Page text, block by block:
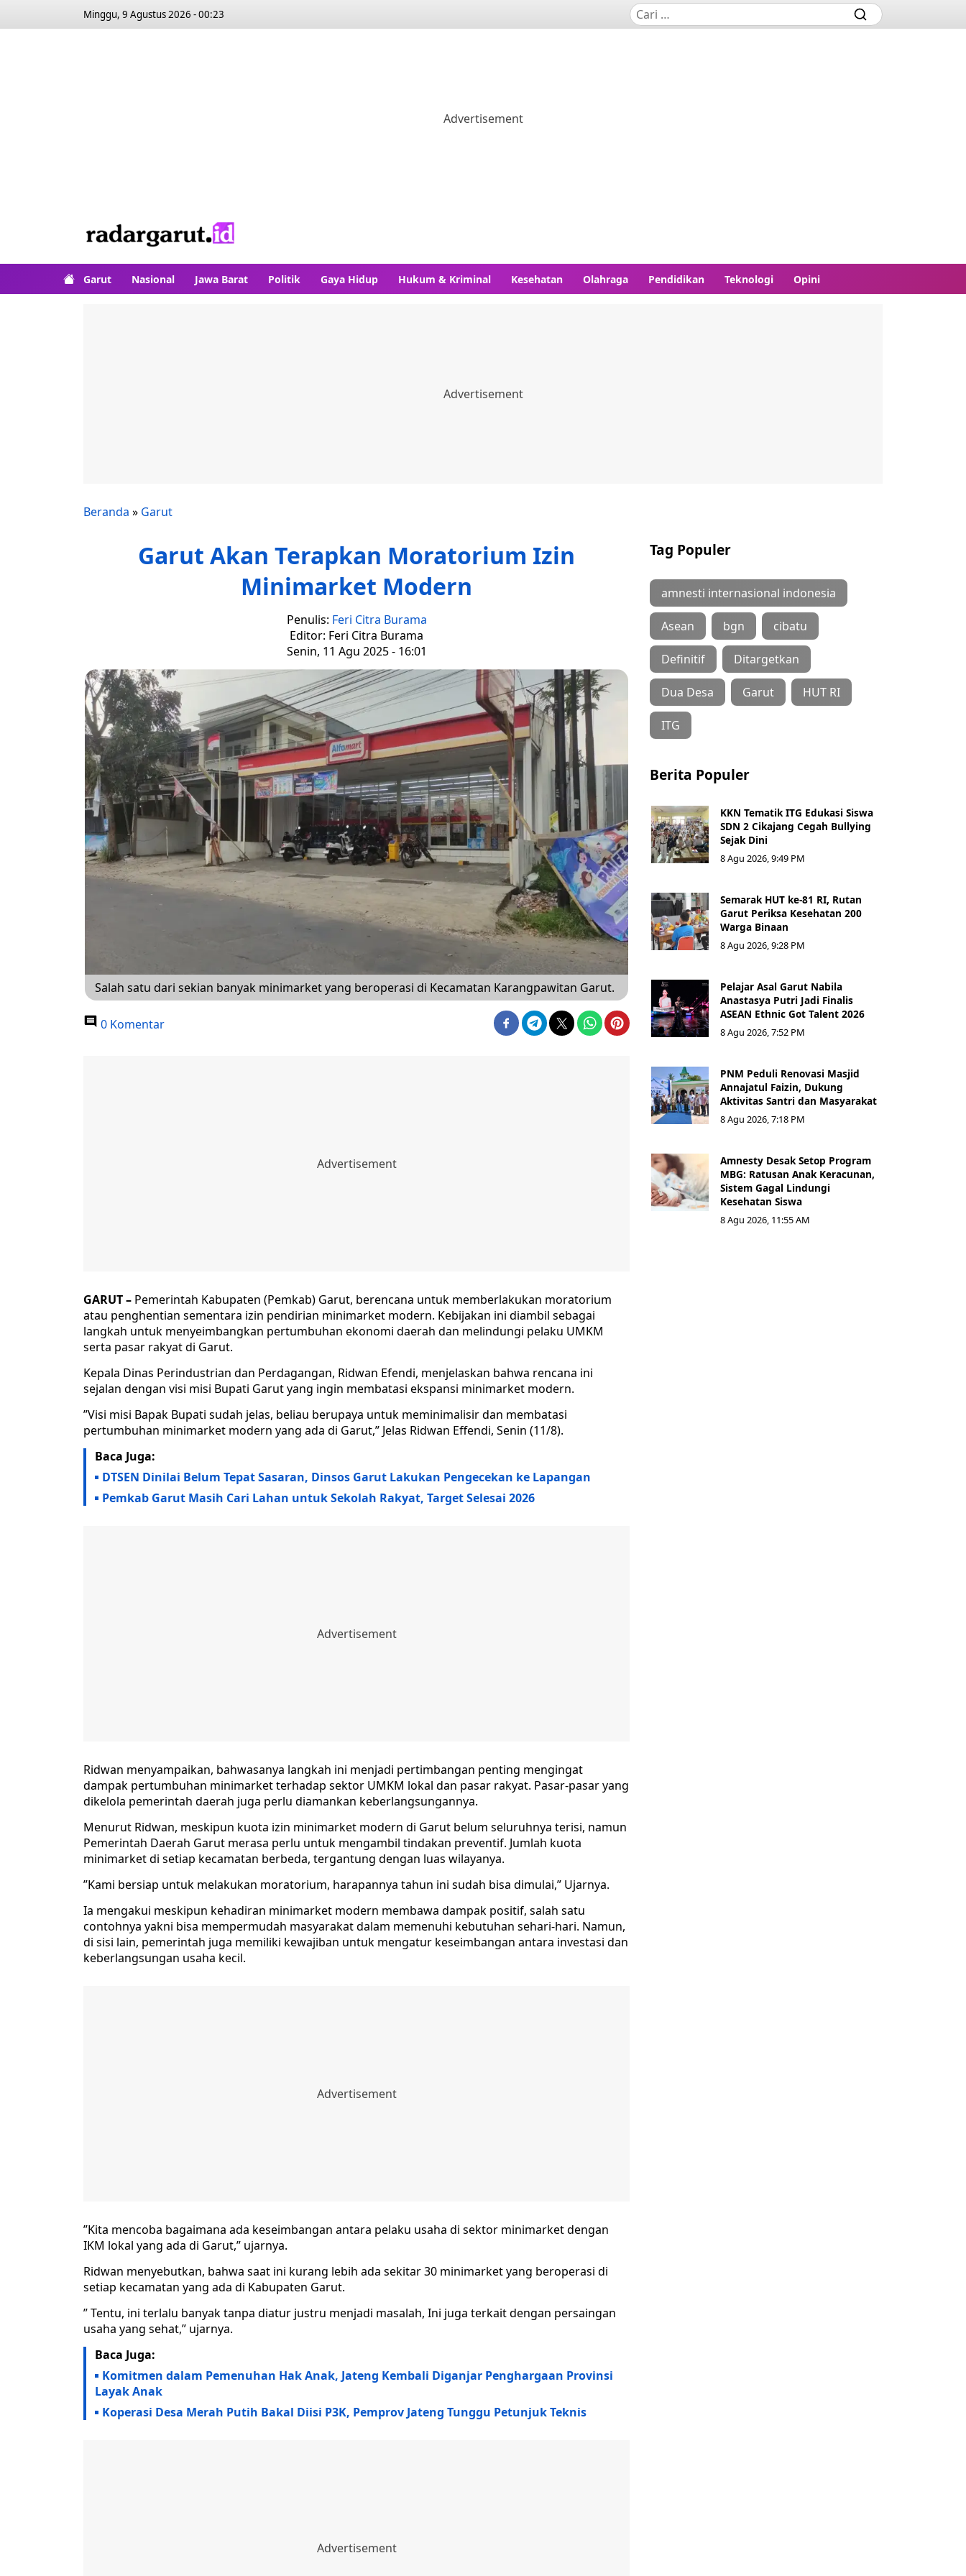
Minggu, 9 Agustus 2026 - 00:23
Garut Nasional Jawa Barat Politik Gaya Hidup Hukum & Kriminal Kesehatan Olahraga Pendidikan Teknologi Opini
Beranda » Garut
Garut Akan Terapkan Moratorium Izin
Minimarket Modern
Penulis: Feri Citra Burama
Editor: Feri Citra Burama
Senin, 11 Agu 2025 - 16:01
Salah satu dari sekian banyak minimarket yang beroperasi di Kecamatan Karangpawitan Garut.
0 Komentar
​GARUT – Pemerintah Kabupaten (Pemkab) Garut, berencana untuk memberlakukan moratorium
atau penghentian sementara izin pendirian minimarket modern. Kebijakan ini diambil sebagai
langkah untuk menyeimbangkan pertumbuhan ekonomi daerah dan melindungi pelaku UMKM
serta pasar rakyat di Garut.
​Kepala Dinas Perindustrian dan Perdagangan, Ridwan Efendi, menjelaskan bahwa rencana ini
sejalan dengan visi misi Bupati Garut yang ingin membatasi ekspansi minimarket modern.
​”Visi misi Bapak Bupati sudah jelas, beliau berupaya untuk meminimalisir dan membatasi
pertumbuhan minimarket modern yang ada di Garut,” Jelas Ridwan Effendi, Senin (11/8).
Baca Juga:
DTSEN Dinilai Belum Tepat Sasaran, Dinsos Garut Lakukan Pengecekan ke Lapangan
Pemkab Garut Masih Cari Lahan untuk Sekolah Rakyat, Target Selesai 2026
​Ridwan menyampaikan, bahwasanya langkah ini menjadi pertimbangan penting mengingat
dampak pertumbuhan minimarket terhadap sektor UMKM lokal dan pasar rakyat. Pasar-pasar yang
dikelola pemerintah daerah juga perlu diamankan keberlangsungannya.
Menurut Ridwan, ​meskipun kuota izin minimarket modern di Garut belum seluruhnya terisi, namun
Pemerintah Daerah Garut merasa perlu untuk mengambil tindakan preventif. Jumlah kuota
minimarket di setiap kecamatan berbeda, tergantung dengan luas wilayanya.
​”Kami bersiap untuk melakukan moratorium, harapannya tahun ini sudah bisa dimulai,” Ujarnya.
​Ia mengakui meskipun kehadiran minimarket modern membawa dampak positif, salah satu
contohnya yakni bisa mempermudah masyarakat dalam memenuhi kebutuhan sehari-hari. Namun,
di sisi lain, pemerintah juga memiliki kewajiban untuk mengatur keseimbangan antara investasi dan
keberlangsungan usaha kecil.
​”Kita mencoba bagaimana ada keseimbangan antara pelaku usaha di sektor minimarket dengan
IKM lokal yang ada di Garut,” ujarnya.
Ridwan menyebutkan, bahwa saat ini kurang lebih ada sekitar 30 minimarket yang beroperasi di
setiap kecamatan yang ada di Kabupaten Garut.
” Tentu, ini terlalu banyak tanpa diatur justru menjadi masalah, Ini juga terkait dengan persaingan
usaha yang sehat,” ujarnya.
Baca Juga:
Komitmen dalam Pemenuhan Hak Anak, Jateng Kembali Diganjar Penghargaan Provinsi
Layak Anak
Koperasi Desa Merah Putih Bakal Diisi P3K, Pemprov Jateng Tunggu Petunjuk Teknis
Tag Populer
amnesti internasional indonesia
Asean bgn cibatu
Definitif Ditargetkan
Dua Desa Garut HUT RI
ITG
Berita Populer
KKN Tematik ITG Edukasi Siswa
SDN 2 Cikajang Cegah Bullying
Sejak Dini
8 Agu 2026, 9:49 PM
Semarak HUT ke-81 RI, Rutan
Garut Periksa Kesehatan 200
Warga Binaan
8 Agu 2026, 9:28 PM
Pelajar Asal Garut Nabila
Anastasya Putri Jadi Finalis
ASEAN Ethnic Got Talent 2026
8 Agu 2026, 7:52 PM
PNM Peduli Renovasi Masjid
Annajatul Faizin, Dukung
Aktivitas Santri dan Masyarakat
8 Agu 2026, 7:18 PM
Amnesty Desak Setop Program
MBG: Ratusan Anak Keracunan,
Sistem Gagal Lindungi
Kesehatan Siswa
8 Agu 2026, 11:55 AM